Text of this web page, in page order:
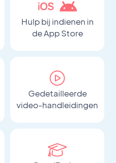
Hulp bij indienen in
de App Store
Gedetailleerde
video-handleidingen